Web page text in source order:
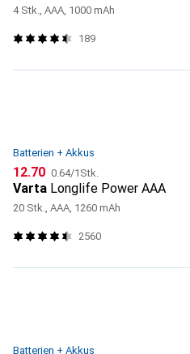
4 Stk., AAA, 1000 mAh
189
Batterien + Akkus
CHF
12.70 CHF
0.64/1Stk.
Varta Longlife Power AAA
20 Stk., AAA, 1260 mAh
2560
Batterien + Akkus